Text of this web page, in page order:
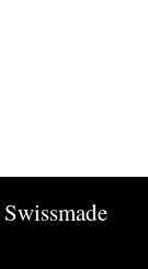
Swissmade